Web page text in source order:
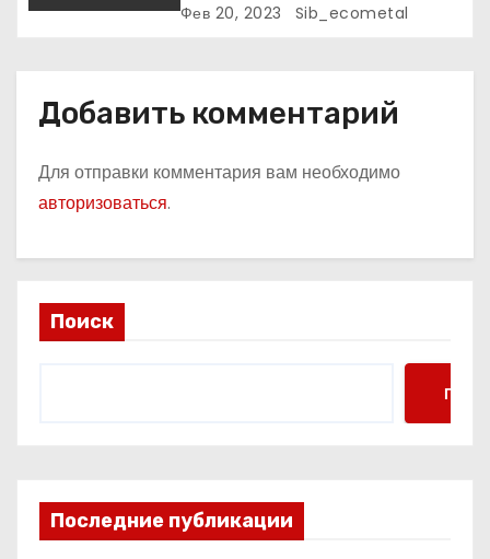
к славе и личное счастье
Фев 20, 2023 Sib_ecometal
Добавить комментарий
Для отправки комментария вам необходимо
авторизоваться.
Поиск
Поиск
Последние публикации